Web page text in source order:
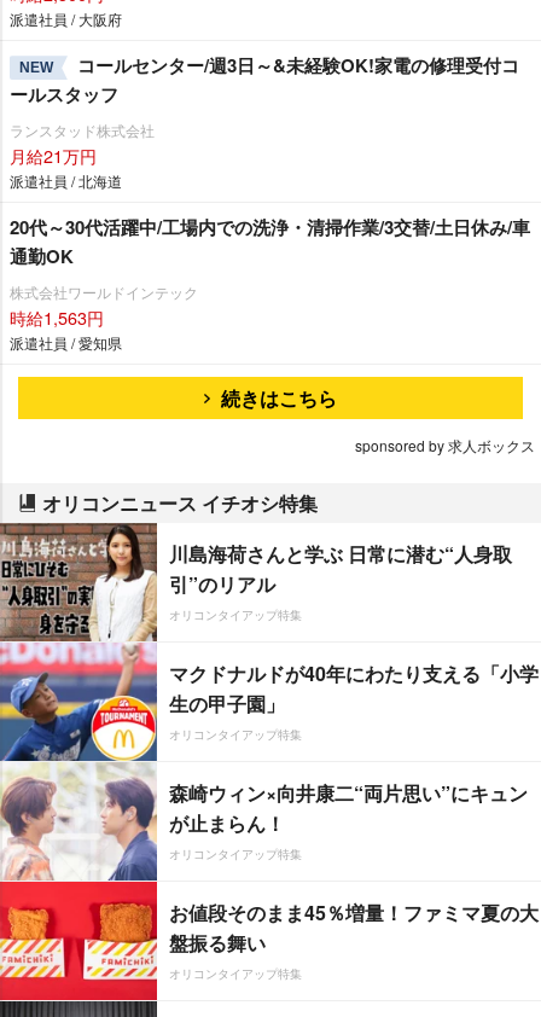
派遣社員 / 大阪府
NEW
コールセンター/週3日～&未経験OK!家電の修理受付コ
ールスタッフ
ランスタッド株式会社
月給21万円
派遣社員 / 北海道
20代～30代活躍中/工場内での洗浄・清掃作業/3交替/土日休み/車
通勤OK
株式会社ワールドインテック
時給1,563円
派遣社員 / 愛知県
続きはこちら
sponsored by 求人ボックス
オリコンニュース イチオシ特集
川島海荷さんと学ぶ 日常に潜む“人身取
引”のリアル
オリコンタイアップ特集
マクドナルドが40年にわたり支える「小学
生の甲子園」
オリコンタイアップ特集
森崎ウィン×向井康二“両片思い”にキュン
が止まらん！
オリコンタイアップ特集
お値段そのまま45％増量！ファミマ夏の大
盤振る舞い
オリコンタイアップ特集